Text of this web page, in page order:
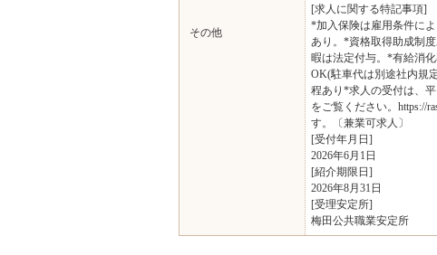
その他
[求人に関する特記事項]
*加入保険は雇用条件に
あり。*資格取得助成制
暇は法定付与。*有給消
OK(駐車代は別途社内規
程あり*求人の受付は、
をご覧ください。https://
す。〔兼業可求人〕
[受付年月日]
2026年6月1日
[紹介期限日]
2026年8月31日
[受理安定所]
梅田公共職業安定所